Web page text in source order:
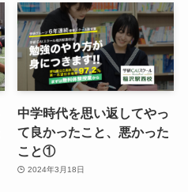
中学時代を思い返してやっ
て良かったこと、悪かった
こと①
2024年3月18日